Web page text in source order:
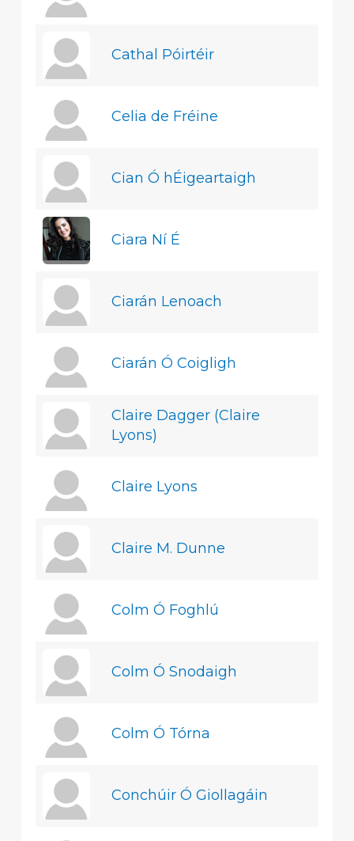
Cathal Póirtéir
Celia de Fréine
Cian Ó hÉigeartaigh
Ciara Ní É
Ciarán Lenoach
Ciarán Ó Coigligh
Claire Dagger (Claire
Lyons)
Claire Lyons
Claire M. Dunne
Colm Ó Foghlú
Colm Ó Snodaigh
Colm Ó Tórna
Conchúir Ó Giollagáin